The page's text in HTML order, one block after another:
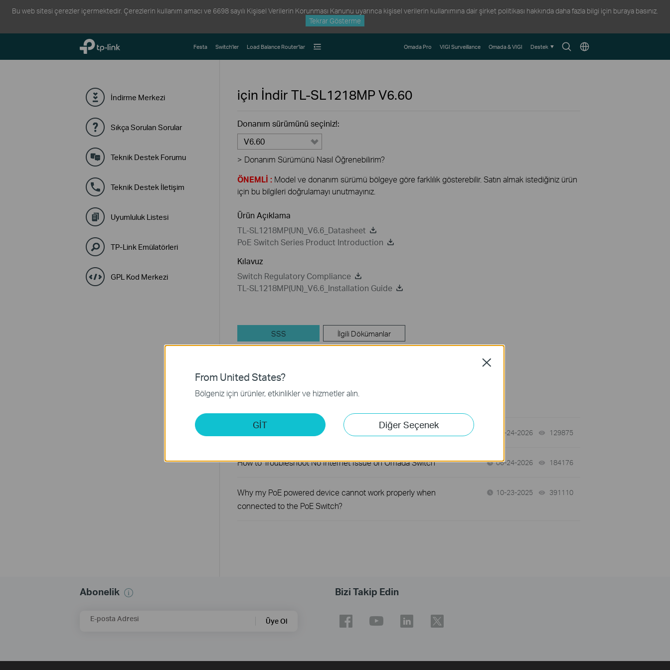
Bu web sitesi çerezler içermektedir. Çerezlerin kullanım amacı ve 6698 sayılı Kişisel Verilerin Korunması Kanunu uyarınca kişisel verilerin kullanımına dair şirket politikası hakkında daha fazla bilgi için buraya basınız.
Tekrar Gösterme
TP-Link, Reliably Smart
AramaKonum
Festa Switch'ler Load Balance Router'lar Omada Pro VIGI Surveillance Omada & VIGI Destek
İndirme Merkezi
Sıkça Sorulan Sorular
Teknik Destek Forumu
Teknik Destek İletişim
Uyumluluk Listesi
TP-Link Emülatörleri
GPL Kod Merkezi
için İndir TL-SL1218MP V6.60
Donanım sürümünü seçiniz!:
V6.60
> Donanım Sürümünü Nasıl Öğrenebilirim?
ÖNEMLİ : Model ve donanım sürümü bölgeye göre farklılık gösterebilir. Satın almak istediğiniz ürün
için bu bilgileri doğrulamayı unutmayınız.
Ürün Açıklama
TL-SL1218MP(UN)_V6.6_Datasheet
PoE Switch Series Product Introduction
Kılavuz
Switch Regulatory Compliance
TL-SL1218MP(UN)_V6.6_Installation Guide
SSS İlgili Dökümanlar
Özellik Filtresi:
How to Troubleshoot Unstable Internet Issue on Omada Switch 06-24-2026 129875
How to Troubleshoot No Internet Issue on Omada Switch 06-24-2026 184176
Why my PoE powered device cannot work properly when
connected to the PoE Switch?
10-23-2025 391110
Abonelik
E-posta Adresi Üye Ol
Bizi Takip Edin
From United States?
Bölgeniz için ürünler, etkinlikler ve hizmetler alın.
GİT Diğer Seçenek
Close